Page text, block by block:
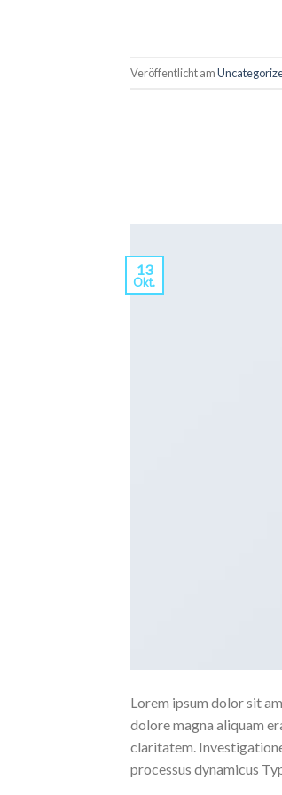
Veröffentlicht am
13
Okt.
Lorem ipsum dolor sit
dolore magna aliquam
claritatem.
processus dynamicus